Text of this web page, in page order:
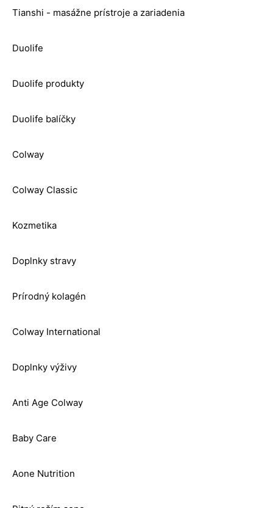
Tianshi - masážne prístroje a zariadenia
Duolife
Duolife produkty
Duolife balíčky
Colway
Colway Classic
Kozmetika
Doplnky stravy
Prírodný kolagén
Colway International
Doplnky výživy
Anti Age Colway
Baby Care
Aone Nutrition